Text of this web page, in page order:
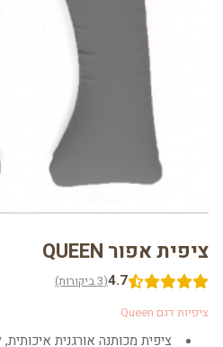
ציפית אפור QUEEN
4.7(3 ביקורות)
ציפיות דגם Queen
ציפית מכותנה אורגנית